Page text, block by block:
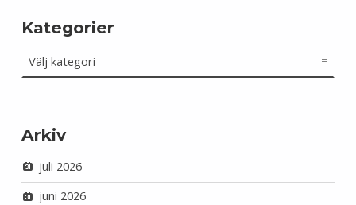
Kategorier
Arkiv
juli 2026
juni 2026